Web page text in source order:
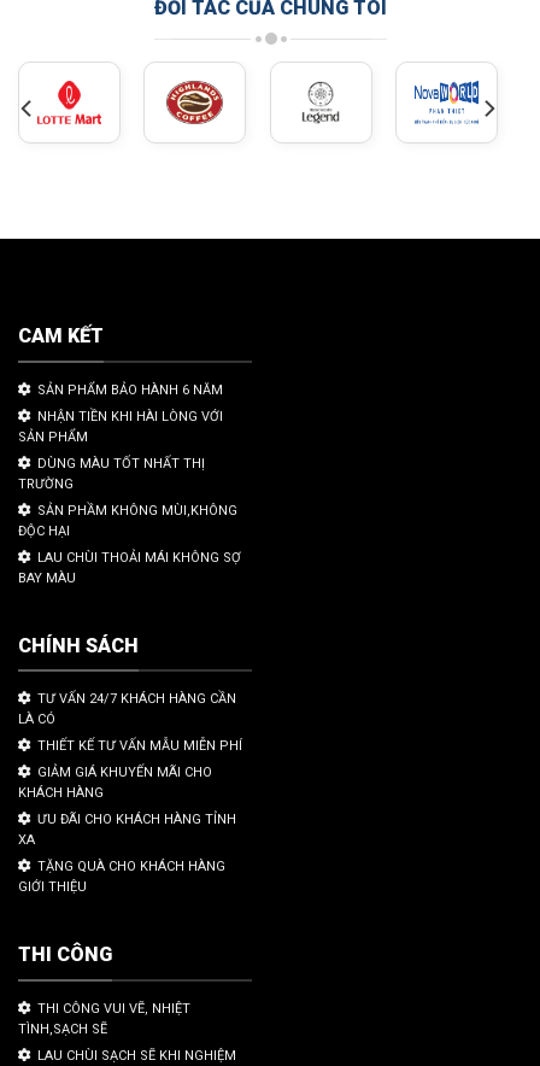
ĐỐI TÁC CỦA CHÚNG TÔI
CAM KẾT
SẢN PHẨM BẢO HÀNH 6 NĂM
NHẬN TIỀN KHI HÀI LÒNG VỚI
SẢN PHẨM
DÙNG MÀU TỐT NHẤT THỊ
TRƯỜNG
SẢN PHẦM KHÔNG MÙI,KHÔNG
ĐỘC HẠI
LAU CHÙI THOẢI MÁI KHÔNG SỢ
BAY MÀU
CHÍNH SÁCH
TƯ VẤN 24/7 KHÁCH HÀNG CẦN
LÀ CÓ
THIẾT KẾ TƯ VẤN MẪU MIỄN PHÍ
GIẢM GIÁ KHUYẾN MÃI CHO
KHÁCH HÀNG
ƯU ĐÃI CHO KHÁCH HÀNG TỈNH
XA
TẶNG QUÀ CHO KHÁCH HÀNG
GIỚI THIỆU
THI CÔNG
THI CÔNG VUI VẼ, NHIỆT
TÌNH,SẠCH SẼ
LAU CHÙI SẠCH SẼ KHI NGHIỆM